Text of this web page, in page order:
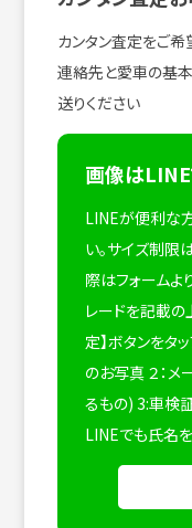
カンタン査定をご
連絡先と愛車の基
送りください
画像はLINE
LINEが便利な
い。サイズ制限
際はフォームよ
レードを記載の
定】ボタンをタ
のお写真 ２：
るもの) 3:車検
LINEでも氏名